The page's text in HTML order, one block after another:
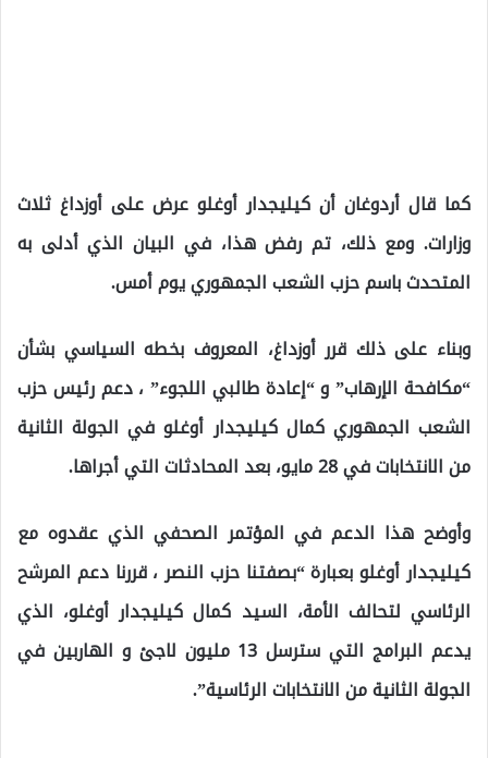
كما قال أردوغان أن كيليجدار أوغلو عرض على أوزداغ ثلاث
وزارات. ومع ذلك، تم رفض هذا، في البيان الذي أدلى به
المتحدث باسم حزب الشعب الجمهوري يوم أمس.
وبناء على ذلك قرر أوزداغ، المعروف بخطه السياسي بشأن
“مكافحة الإرهاب” و “إعادة طالبي اللجوء” ، دعم رئيس حزب
الشعب الجمهوري كمال كيليجدار أوغلو في الجولة الثانية
من الانتخابات في 28 مايو، بعد المحادثات التي أجراها.
وأوضح هذا الدعم في المؤتمر الصحفي الذي عقدوه مع
كيليجدار أوغلو بعبارة “بصفتنا حزب النصر ، قررنا دعم المرشح
الرئاسي لتحالف الأمة، السيد كمال كيليجدار أوغلو، الذي
يدعم البرامج التي سترسل 13 مليون لاجئ و الهاربين في
الجولة الثانية من الانتخابات الرئاسية”.